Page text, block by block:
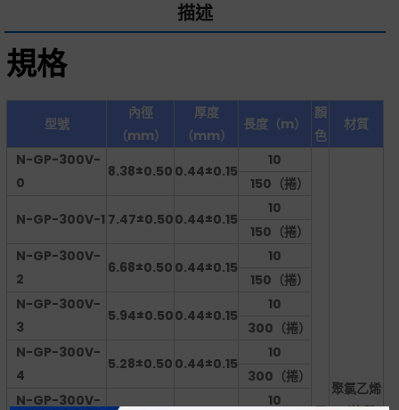
描述
規格
型號
內徑
（mm）
厚度
（mm）
長度（m）
顏
色
材質
N-GP-300V-
0
8.38±0.50 0.44±0.15
10
聚氯乙烯
150（捲）
N-GP-300V-1 7.47±0.500.44±0.15
10
150（捲）
N-GP-300V-
2
6.68±0.50 0.44±0.15
10
150（捲）
N-GP-300V-
3
5.94±0.500.44±0.15
10
300（捲）
N-GP-300V-
4
5.28±0.50 0.44±0.15
10
300（捲）
N-GP-300V-
10